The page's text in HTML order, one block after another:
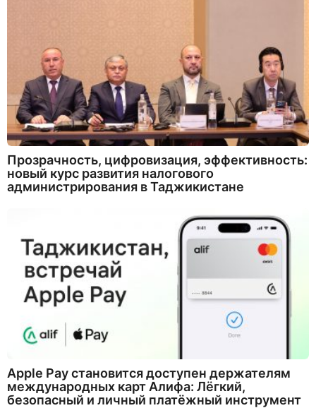
Прозрачность, цифровизация, эффективность:
новый курс развития налогового
администрирования в Таджикистане
Apple Pay становится доступен держателям
международных карт Алифа: Лёгкий,
безопасный и личный платёжный инструмент